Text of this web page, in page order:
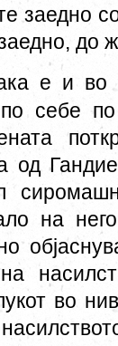
заедно
до
е и
по себе
од
на
во